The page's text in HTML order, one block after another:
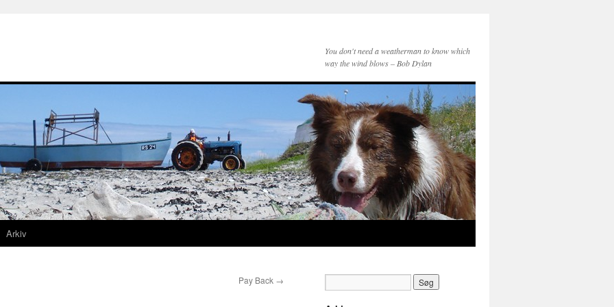
You don't need a weatherman to know which
way the wind blows – Bob Dylan
Arkiv
Pay Back →